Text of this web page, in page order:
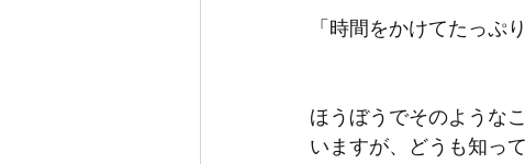
「時間をかけてたっぷ
ほうぼうでそのような
いますが、どうも知っ